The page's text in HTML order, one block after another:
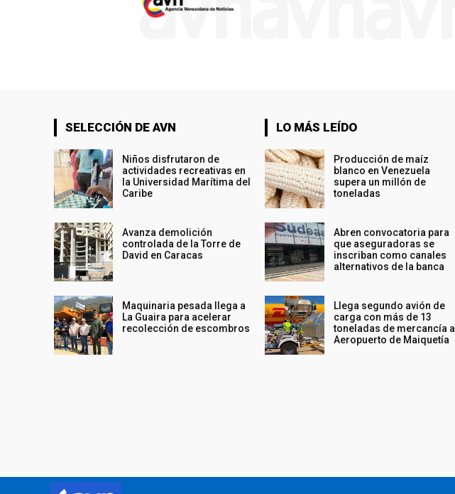
SELECCIÓN DE AVN
Niños disfrutaron de
actividades recreativas en
la Universidad Marítima del
Caribe
Avanza demolición
controlada de la Torre de
David en Caracas
Maquinaria pesada llega a
La Guaira para acelerar
recolección de escombros
LO MÁS LEÍDO
Producción de maíz
blanco en Venezuela
supera un millón de
toneladas
Abren convocatoria para
que aseguradoras se
inscriban como canales
alternativos de la banca
Llega segundo avión de
carga con más de 13
toneladas de mercancía al
Aeropuerto de Maiquetía